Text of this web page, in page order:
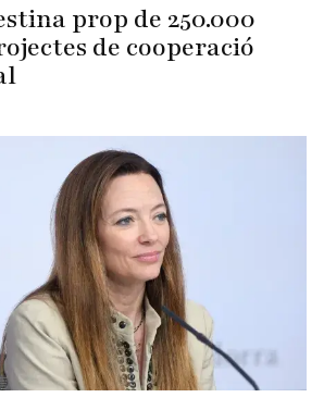
prop de 250.000
de cooperació